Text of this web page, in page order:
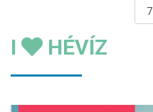
I HÉVÍZ